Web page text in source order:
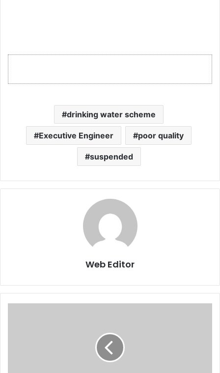
drinking water scheme
Executive Engineer poor quality
suspended
Web Editor